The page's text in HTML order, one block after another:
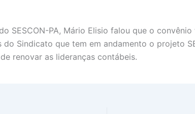
SESCON-PA, Mário Elisio falou que o
do Sindicato que tem em andamento o projeto
renovar as lideranças contábeis.